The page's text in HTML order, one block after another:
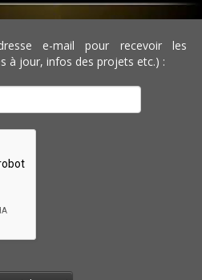
e-mail pour recevoir les
à jour, infos des projets etc.) :